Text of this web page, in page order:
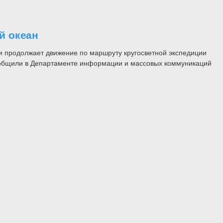
океан
движение по маршруту кругосветной экспедиции
в Департаменте информации и массовых коммуникаций